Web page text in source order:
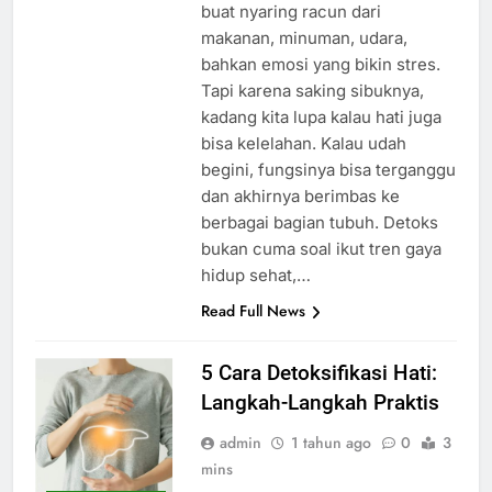
buat nyaring racun dari
makanan, minuman, udara,
bahkan emosi yang bikin stres.
Tapi karena saking sibuknya,
kadang kita lupa kalau hati juga
bisa kelelahan. Kalau udah
begini, fungsinya bisa terganggu
dan akhirnya berimbas ke
berbagai bagian tubuh. Detoks
bukan cuma soal ikut tren gaya
hidup sehat,…
Read Full News
5 Cara Detoksifikasi Hati:
Langkah-Langkah Praktis
admin 1 tahun ago 0
3
mins